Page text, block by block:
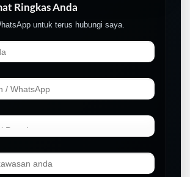
Ringkas Anda
untuk terus hubungi saya.